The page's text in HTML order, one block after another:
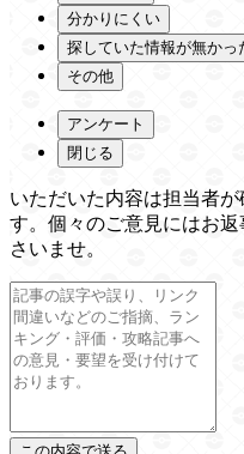
分かりにくい
探していた情報が無かっ
その他
アンケート
閉じる
いただいた内容は担当者
す。個々のご意見にはお
さいませ。